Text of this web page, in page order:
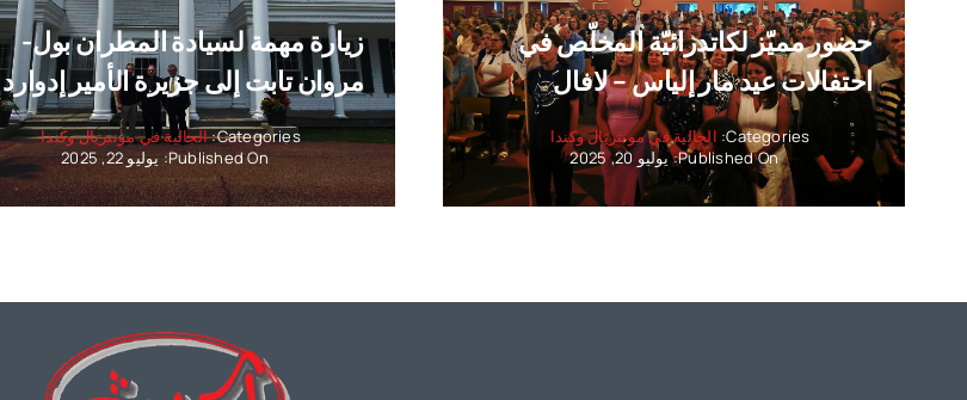
حضور مميّز لكاتدرائيّة المخلّص في
احتفالات عيد مار إلياس – لافال
Categories: الجالية في مونتريال وكندا
Published On: يوليو 20, 2025
زيارة مهمة لسيادة المطران بول-
مروان تابت إلى جزيرة الأمير إدوارد
Categories: الجالية في مونتريال وكندا
Published On: يوليو 22, 2025